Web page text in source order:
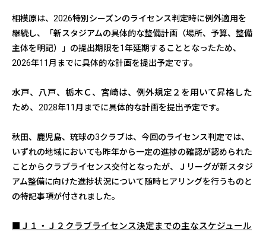
相模原は、 2026特別シーズンのライセンス判定時に例外適用を
継続し、「新スタジアムの具体的な整備計画（場所、予算、整備
主体を明記）」の提出期限を1年延期することとなったため、
2026年11 月までに具体的な計画を提出予定です。
水戸、八戸、栃木Ｃ、宮崎は、例外規定２を用いて昇格した
ため、
2028年11 月までに具体的な計画を提出予定です。
秋田、鹿児島、琉球の3クラブは、今回のライセンス判定では、
いずれの地域においても昨年から一定の進捗の確認が認められた
ことからクラブライセンス交付となったが、Ｊリーグが新スタジ
アム整備に向けた進捗状況について随時ヒアリングを行うものと
の特記事項が付されました。
■Ｊ１・Ｊ２クラブライセンス決定までの主なスケジュール